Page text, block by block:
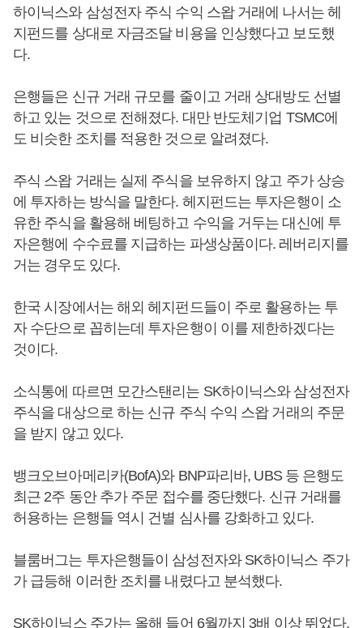
하이닉스와 삼성전자 주식 수익 스왑 거래에 나서는 헤
지펀드를 상대로 자금조달 비용을 인상했다고 보도했
다.
은행들은 신규 거래 규모를 줄이고 거래 상대방도 선별
하고 있는 것으로 전해졌다. 대만 반도체기업 TSMC에
도 비슷한 조치를 적용한 것으로 알려졌다.
주식 스왑 거래는 실제 주식을 보유하지 않고 주가 상승
에 투자하는 방식을 말한다. 헤지펀드는 투자은행이 소
유한 주식을 활용해 베팅하고 수익을 거두는 대신에 투
자은행에 수수료를 지급하는 파생상품이다. 레버리지를
거는 경우도 있다.
한국 시장에서는 해외 헤지펀드들이 주로 활용하는 투
자 수단으로 꼽히는데 투자은행이 이를 제한하겠다는
것이다.
소식통에 따르면 모간스탠리는 SK하이닉스와 삼성전자
주식을 대상으로 하는 신규 주식 수익 스왑 거래의 주문
을 받지 않고 있다.
뱅크오브아메리카(BofA)와 BNP파리바, UBS 등 은행도
최근 2주 동안 추가 주문 접수를 중단했다. 신규 거래를
허용하는 은행들 역시 건별 심사를 강화하고 있다.
블룸버그는 투자은행들이 삼성전자와 SK하이닉스 주가
가 급등해 이러한 조치를 내렸다고 분석했다.
SK하이닉스 주가는 올해 들어 6월까지 3배 이상 뛰었다.